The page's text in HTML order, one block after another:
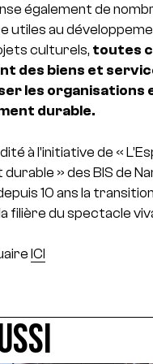
également de
utiles au
culturels, toutes
des biens et
les organisations
durable.
à l’initiative de «
» des BIS de
10 ans la
filière du spectacle
ICI